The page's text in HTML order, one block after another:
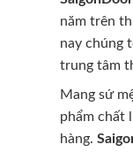
năm trên
nay chúng
trung tâm
Mang sứ
phẩm chất
hàng.